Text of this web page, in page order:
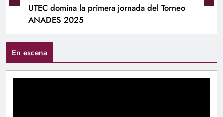
UTEC domina la primera jornada del Torneo
ANADES 2025
En escena